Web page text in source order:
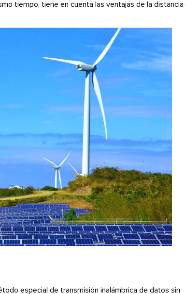
tiempo, tiene en cuenta las ventajas de la distancia
especial de transmisión inalámbrica de datos sin